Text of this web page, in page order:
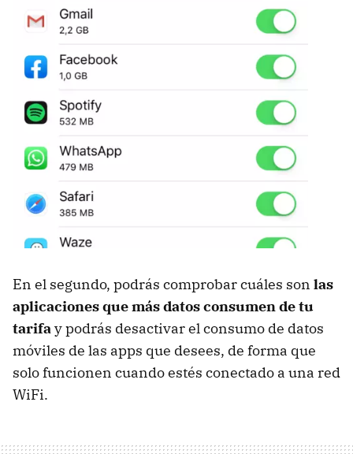
En el segundo, podrás comprobar cuáles son las
aplicaciones que más datos consumen de tu
tarifay podrás desactivar el consumo de datos
móviles de las apps que desees, de forma que
solo funcionen cuando estés conectado a una red
WiFi.